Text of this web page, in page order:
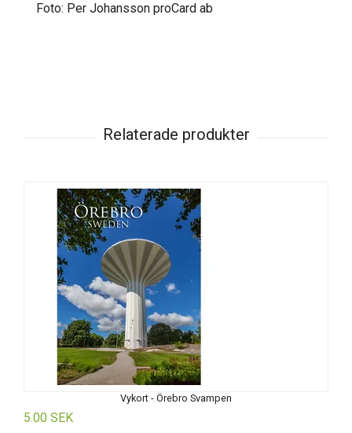
Foto: Per Johansson proCard ab
Vykort - Örebro Svampen
5.00 SEK